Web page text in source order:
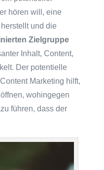
hören will, eine
herstellt und die
Zielgruppe
Inhalt, Content,
Der potentielle
Marketing hilft,
wohingegen
führen, dass der